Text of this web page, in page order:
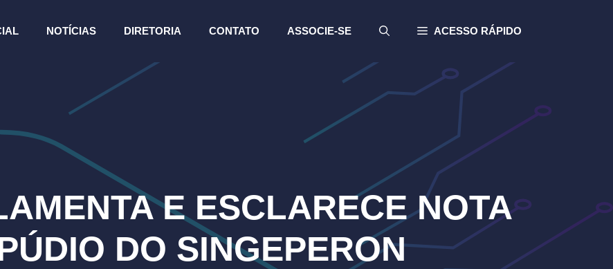
NOTÍCIAS DIRETORIA CONTATO ASSOCIE-SE ACESSO RÁPIDO
E ESCLARECE NOTA
DO SINGEPERON